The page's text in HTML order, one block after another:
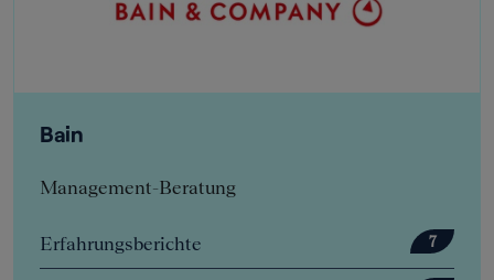
Bain
Management-Beratung
Erfahrungsberichte 7